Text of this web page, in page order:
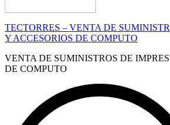
TECTORRES – VENTA DE
Y ACCESORIOS DE COMPUTO
VENTA DE SUMINISTROS DE
DE COMPUTO